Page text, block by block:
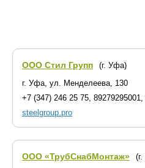
ООО Стил Групп
(г. Уфа)
г. Уфа, ул. Менделеева, 130
+7 (347) 246 25 75, 89279295001,
steelgroup.pro
ООО «ТрубСнабМонтаж»